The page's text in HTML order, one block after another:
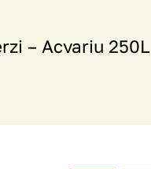
– Acvariu 250L